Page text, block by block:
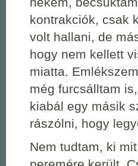
kontrakciók, csak
volt hallani, de
hogy nem kellett
miatta.
még furcsálltam
kiabál egy másik
rászólni, hogy
Nem tudtam, ki